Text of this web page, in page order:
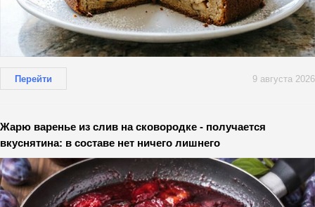
Перейти 9 августа 2026
Жарю варенье из слив на сковородке - получается
вкуснятина: в составе нет ничего лишнего